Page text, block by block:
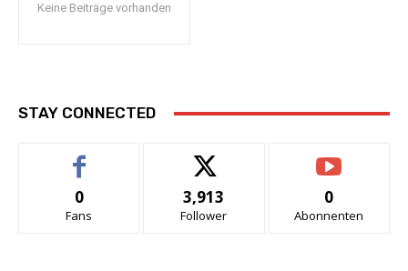
Keine Beiträge vorhanden
STAY CONNECTED
0
Fans
3,913
Follower
0
Abonnenten